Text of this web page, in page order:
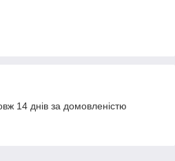
14 днів за домовленістю